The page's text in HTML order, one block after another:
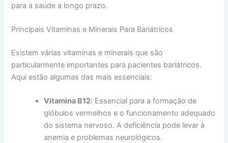
para a saúde a longo prazo.
Principais Vitaminas e Minerais Para Bariátricos
Existem várias vitaminas e minerais que são
particularmente importantes para pacientes bariátricos.
Aqui estão algumas das mais essenciais:
Vitamina B12: Essencial para a formação de
glóbulos vermelhos e o funcionamento adequado
do sistema nervoso. A deficiência pode levar à
anemia e problemas neurológicos.